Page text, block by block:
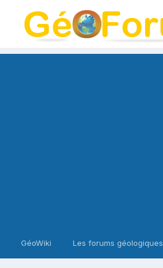
GéoWiki Les forums géologiques